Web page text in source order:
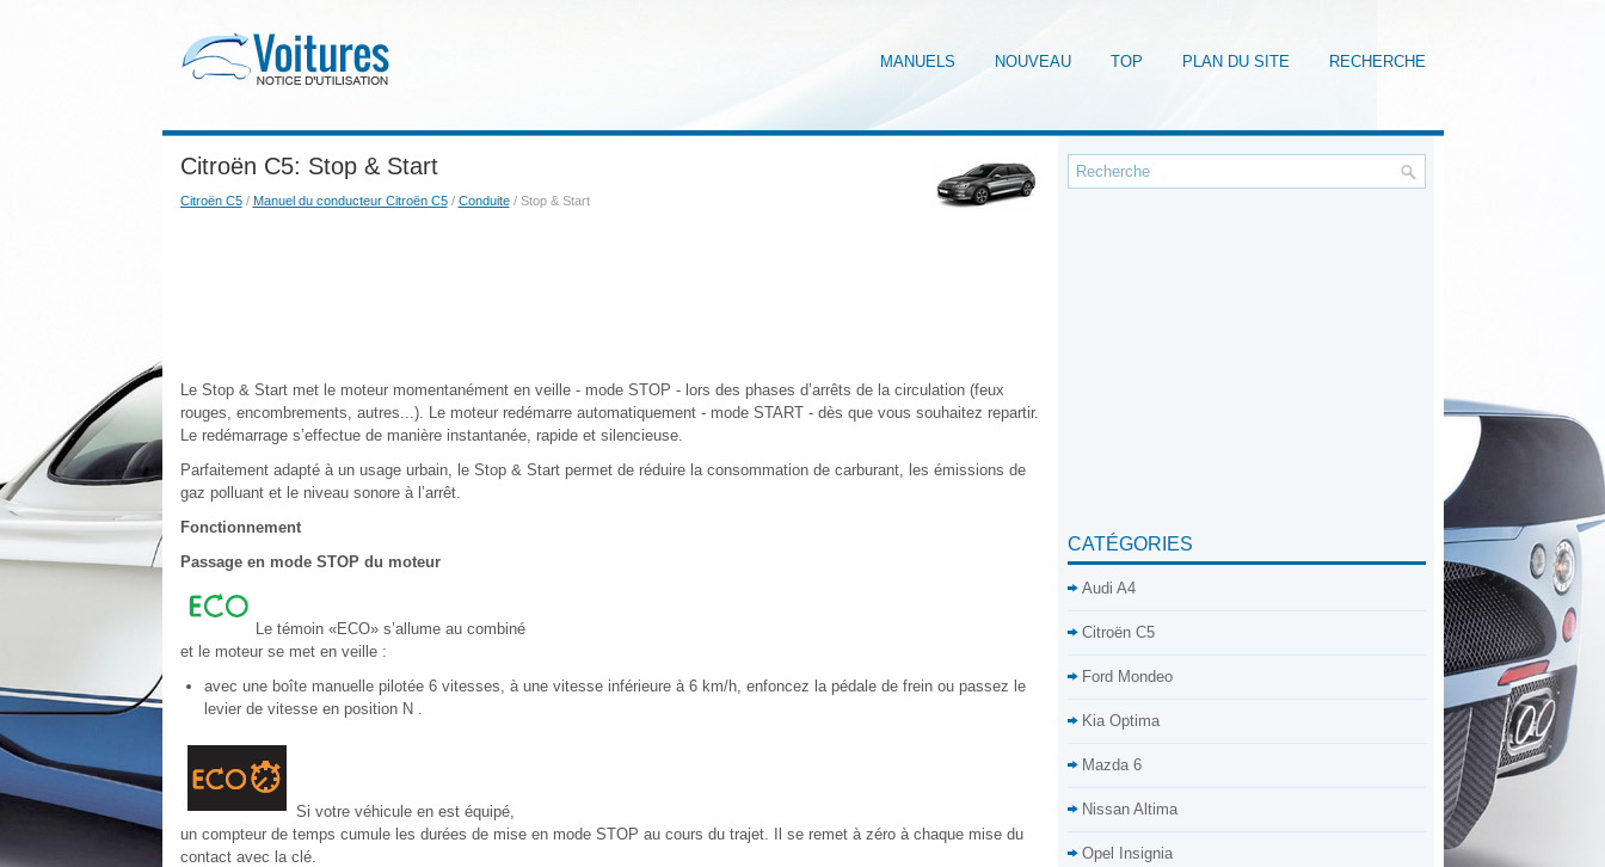
MANUELS NOUVEAU TOP PLAN DU SITE RECHERCHE
Citroën C5: Stop & Start
Citroën C5/ Manuel du conducteur Citroën C5/ Conduite/ Stop & Start
Le Stop & Start met le moteur momentanément en veille - mode STOP - lors des phases d’arrêts de la circulation (feux
rouges, encombrements, autres...). Le moteur redémarre automatiquement - mode START - dès que vous souhaitez repartir.
Le redémarrage s’effectue de manière instantanée, rapide et silencieuse.
Parfaitement adapté à un usage urbain, le Stop & Start permet de réduire la consommation de carburant, les émissions de
gaz polluant et le niveau sonore à l’arrêt.
Fonctionnement
Passage en mode STOP du moteur
Le témoin «ECO» s’allume au combiné
et le moteur se met en veille :
avec une boîte manuelle pilotée 6 vitesses, à une vitesse inférieure à 6 km/h, enfoncez la pédale de frein ou passez le
levier de vitesse en position N .
Si votre véhicule en est équipé,
un compteur de temps cumule les durées de mise en mode STOP au cours du trajet. Il se remet à zéro à chaque mise du
contact avec la clé.
CATÉGORIES
Audi A4
Citroën C5
Ford Mondeo
Kia Optima
Mazda 6
Nissan Altima
Opel Insignia